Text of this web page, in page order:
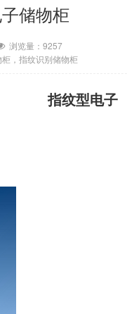
储物柜
浏览量：9257
，指纹识别储物柜
电子